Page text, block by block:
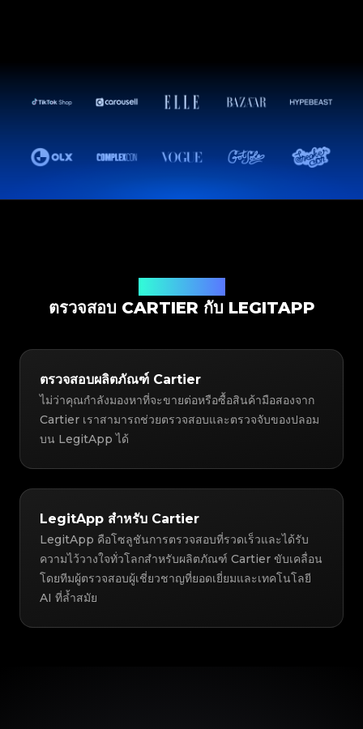
ตรวจสอบ CARTIER กับ LEGITAPP
ตรวจสอบผลิตภัณฑ์ Cartier
ไม่ว่าคุณกำลังมองหาที่จะขายต่อหรือซื้อสินค้ามือสองจาก
Cartier เราสามารถช่วยตรวจสอบและตรวจจับของปลอม
บน LegitApp ได้
LegitApp สำหรับ Cartier
LegitApp คือโซลูชันการตรวจสอบที่รวดเร็วและได้รับ
ความไว้วางใจทั่วโลกสำหรับผลิตภัณฑ์ Cartier ขับเคลื่อน
โดยทีมผู้ตรวจสอบผู้เชี่ยวชาญที่ยอดเยี่ยมและเทคโนโลยี
AI ที่ล้ำสมัย